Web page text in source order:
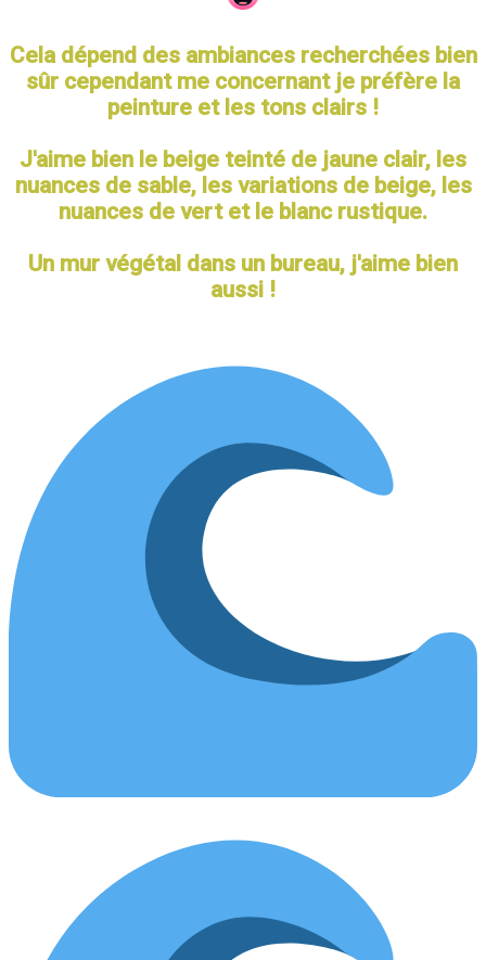
Cela dépend des ambiances recherchées bien
sûr cependant me concernant je préfère la
peinture et les tons clairs !
J'aime bien le beige teinté de jaune clair, les
nuances de sable, les variations de beige, les
nuances de vert et le blanc rustique.
Un mur végétal dans un bureau, j'aime bien
aussi !